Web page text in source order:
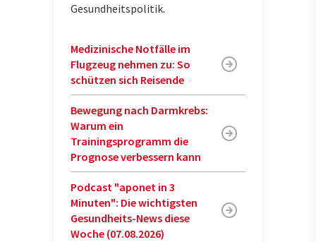
Gesundheitspolitik.
Medizinische Notfälle im
Flugzeug nehmen zu: So
schützen sich Reisende
Bewegung nach Darmkrebs:
Warum ein
Trainingsprogramm die
Prognose verbessern kann
Podcast "aponet in 3
Minuten": Die wichtigsten
Gesundheits-News diese
Woche (07.08.2026)